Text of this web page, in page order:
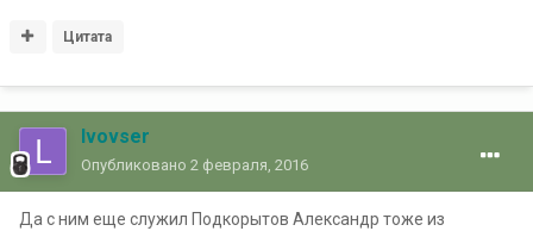
Цитата
lvovser
Опубликовано 2 февраля, 2016
Да с ним еще служил Подкорытов Александр тоже из